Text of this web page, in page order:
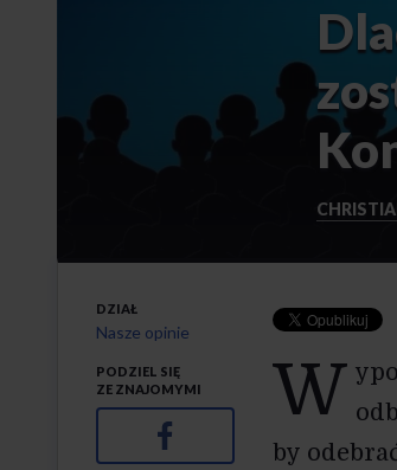
W
by
DZIAŁ
Nasze opinie
PODZIEL SIĘ
ZE ZNAJOMYMI
Facebook